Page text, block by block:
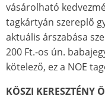
vásárolható
tagkártyán szereplő
aktuális árszabása
200 Ft.-os ún.
kötelező, ez a NOE
KÖSZI KERESZTÉNY